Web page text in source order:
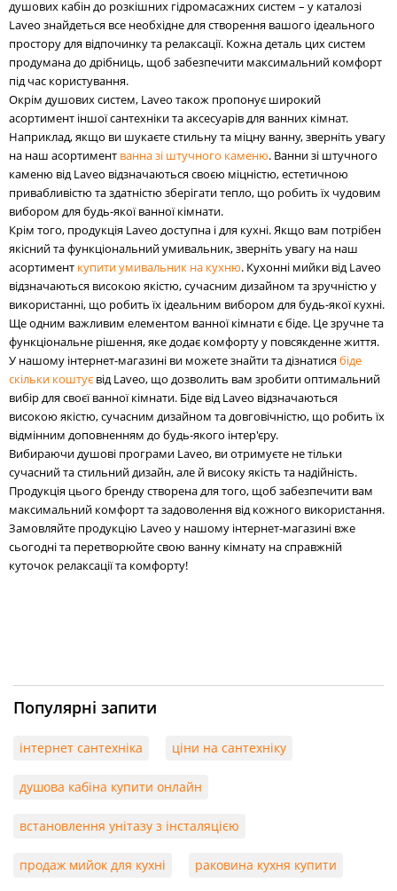
душових кабін до розкішних гідромасажних систем – у каталозі
Laveo знайдеться все необхідне для створення вашого ідеального
простору для відпочинку та релаксації. Кожна деталь цих систем
продумана до дрібниць, щоб забезпечити максимальний комфорт
під час користування.
Окрім душових систем, Laveo також пропонує широкий
асортимент іншої сантехніки та аксесуарів для ванних кімнат.
Наприклад, якщо ви шукаєте стильну та міцну ванну, зверніть увагу
на наш асортимент ванна зі штучного каменю. Ванни зі штучного
каменю від Laveo відзначаються своєю міцністю, естетичною
привабливістю та здатністю зберігати тепло, що робить їх чудовим
вибором для будь-якої ванної кімнати.
Крім того, продукція Laveo доступна і для кухні. Якщо вам потрібен
якісний та функціональний умивальник, зверніть увагу на наш
асортимент купити умивальник на кухню. Кухонні мийки від Laveo
відзначаються високою якістю, сучасним дизайном та зручністю у
використанні, що робить їх ідеальним вибором для будь-якої кухні.
Ще одним важливим елементом ванної кімнати є біде. Це зручне та
функціональне рішення, яке додає комфорту у повсякденне життя.
У нашому інтернет-магазині ви можете знайти та дізнатисябіде
скільки коштує від Laveo, що дозволить вам зробити оптимальний
вибір для своєї ванної кімнати. Біде від Laveo відзначаються
високою якістю, сучасним дизайном та довговічністю, що робить їх
відмінним доповненням до будь-якого інтер'єру.
Вибираючи душові програми Laveo, ви отримуєте не тільки
сучасний та стильний дизайн, але й високу якість та надійність.
Продукція цього бренду створена для того, щоб забезпечити вам
максимальний комфорт та задоволення від кожного використання.
Замовляйте продукцію Laveo у нашому інтернет-магазині вже
сьогодні та перетворюйте свою ванну кімнату на справжній
куточок релаксації та комфорту!
Популярні запити
інтернет сантехніка ціни на сантехніку
душова кабіна купити онлайн
встановлення унітазу з інсталяцією
продаж мийок для кухні раковина кухня купити